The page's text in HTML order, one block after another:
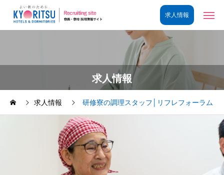
求人情報
求人情報 研修寮の調理スタッフ│リフレフォーラム